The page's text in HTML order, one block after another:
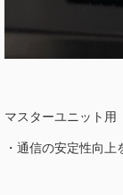
マスターユニット用
・通信の安定性向上